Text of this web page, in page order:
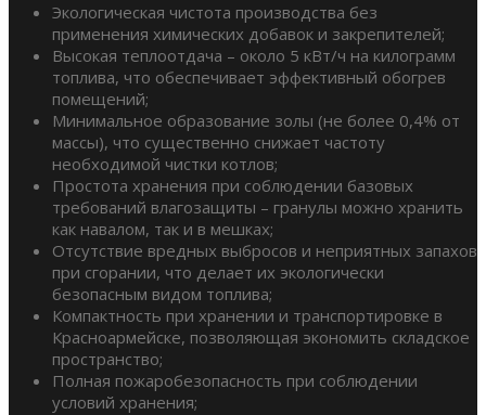
Экологическая чистота производства без
применения химических добавок и закрепителей;
Высокая теплоотдача – около 5 кВт/ч на килограмм
топлива, что обеспечивает эффективный обогрев
помещений;
Минимальное образование золы (не более 0,4% от
массы), что существенно снижает частоту
необходимой чистки котлов;
Простота хранения при соблюдении базовых
требований влагозащиты – гранулы можно хранить
как навалом, так и в мешках;
Отсутствие вредных выбросов и неприятных запахов
при сгорании, что делает их экологически
безопасным видом топлива;
Компактность при хранении и транспортировке в
Красноармейске, позволяющая экономить складское
пространство;
Полная пожаробезопасность при соблюдении
условий хранения;